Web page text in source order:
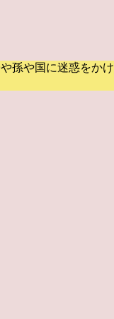
孫や国に迷惑をかけ